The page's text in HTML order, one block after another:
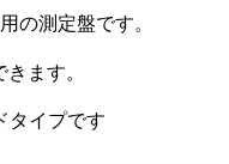
の測定盤です。
ます。
タイプです